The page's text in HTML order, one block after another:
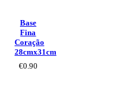
Base
Fina
Coração
28cmx31cm
€0.90